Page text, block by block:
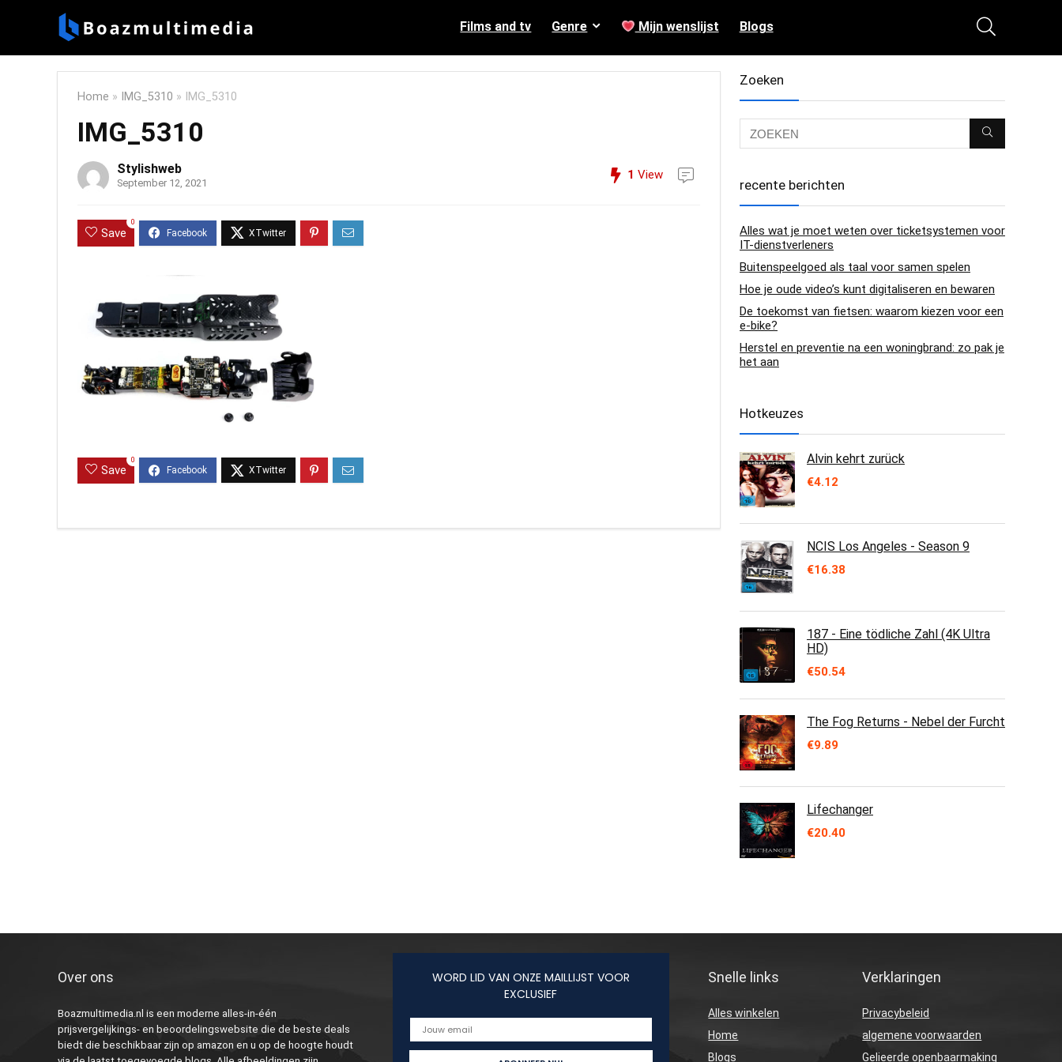
Films and tv Genre Mijn wenslijst Blogs
Home » IMG_5310 » IMG_5310
IMG_5310
Stylishweb
September 12, 2021
1 View
Save
0
Save
0
Zoeken
recente berichten
Alles wat je moet weten over ticketsystemen voor
IT-dienstverleners
Buitenspeelgoed als taal voor samen spelen
Hoe je oude video’s kunt digitaliseren en bewaren
De toekomst van fietsen: waarom kiezen voor een
e-bike?
Herstel en preventie na een woningbrand: zo pak je
het aan
Hotkeuzes
Alvin kehrt zurück
€4.12
NCIS Los Angeles - Season 9
€16.38
187 - Eine tödliche Zahl (4K Ultra
HD)
€50.54
The Fog Returns - Nebel der Furcht
€9.89
Lifechanger
€20.40
Over ons
Boazmultimedia.nl is een moderne alles-in-één
prijsvergelijkings- en beoordelingswebsite die de beste deals
biedt die beschikbaar zijn op amazon en u op de hoogte houdt
WORD LID VAN ONZE MAILLIJST VOOR
EXCLUSIEF
Snelle links
Alles winkelen
Home
Blogs
Verklaringen
Privacybeleid
algemene voorwaarden
Gelieerde openbaarmaking